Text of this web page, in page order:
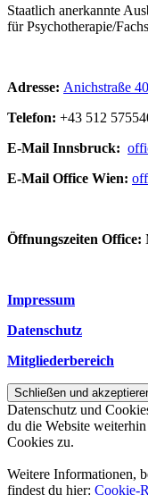
Staatlich anerkannte
für Psychotherapie/
Adresse: Anichstraße
Telefon: +43 512
E-Mail Innsbruck:
E-Mail Office Wien:
Öffnungszeiten Office:
Impressum
Datenschutz
Mitgliederbereich
Datenschutz und
du die Website
Cookies zu.
Weitere Informationen,
findest du hier: Cookie-